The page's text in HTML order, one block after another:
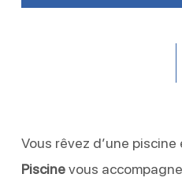
Vous rêvez d’une
Piscinevous